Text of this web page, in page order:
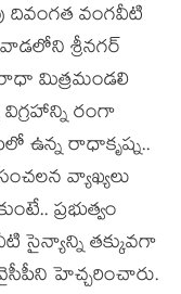
దివంగ‌త వంగ‌వీటి
శ్రీన‌గ‌ర్
మిత్ర‌మండ‌లి
రంగా
ఉన్న రాధాకృష్న‌..
వ్యాఖ్య‌లు
ప్ర‌భుత్వం
త‌క్కువ‌గా
హెచ్చ‌రించారు.